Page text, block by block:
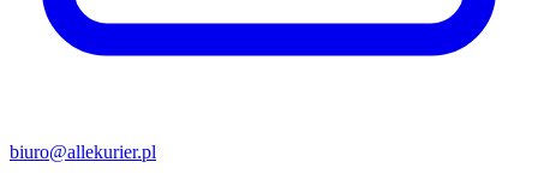
biuro@allekurier.pl